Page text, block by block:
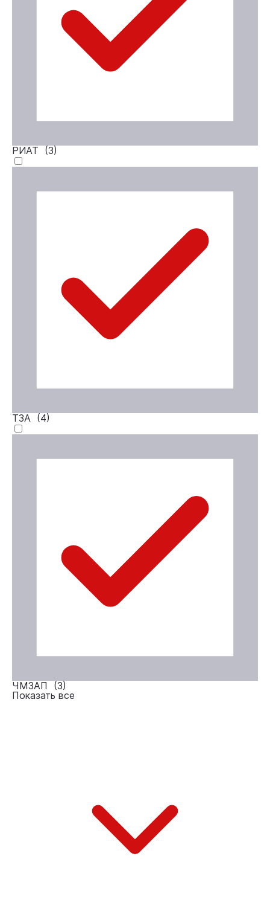
РИАТ (3)
ТЗА (4)
ЧМЗАП (3)
Показать все